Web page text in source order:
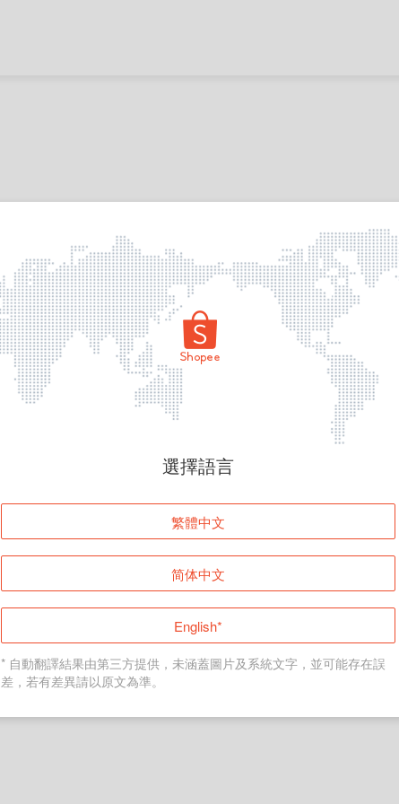
頁面無法顯示
登入
返回首頁
選擇語言
繁體中文
简体中文
English*
* 自動翻譯結果由第三方提供，未涵蓋圖片及系統文字，並可能存在誤
差，若有差異請以原文為準。